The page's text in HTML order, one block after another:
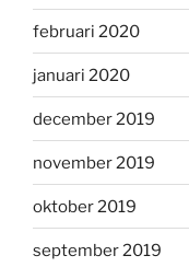
februari 2020
januari 2020
december 2019
november 2019
oktober 2019
september 2019